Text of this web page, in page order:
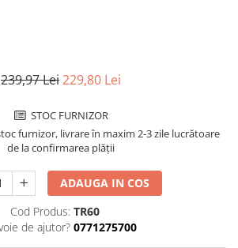
239,97 Lei229,80 Lei
STOC FURNIZOR
furnizor, livrare în maxim 2-3 zile lucrătoare
de la confirmarea plății
ADAUGA IN COS
Cod Produs: TR60
de ajutor? 0771275700